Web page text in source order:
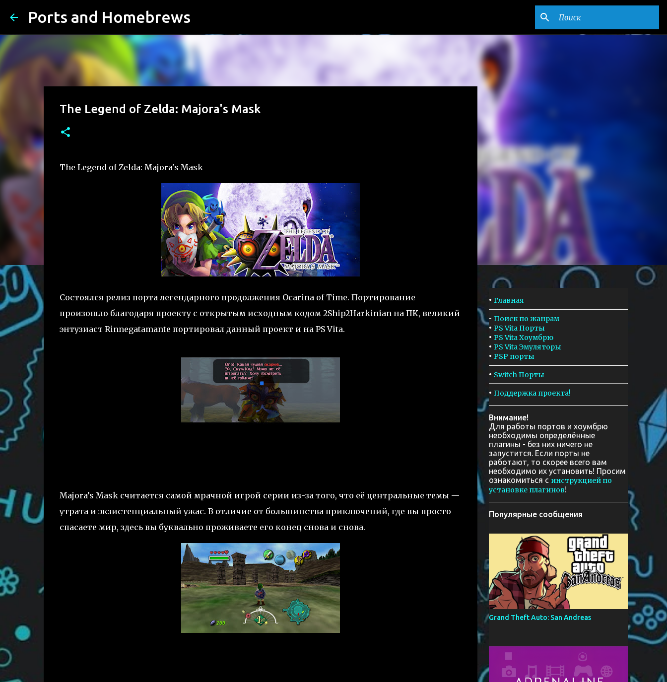
Ports and Homebrews
The Legend of Zelda: Majora's Mask
The Legend of Zelda: Majora's Mask
Состоялся релиз порта легендарного продолжения Ocarina of Time. Портирование
произошло благодаря проекту с открытым исходным кодом 2Ship2Harkinian на ПК, великий
энтузиаст Rinnegatamante портировал данный проект и на PS Vita.
Majora’s Mask считается самой мрачной игрой серии из-за того, что её центральные темы —
утрата и экзистенциальный ужас. В отличие от большинства приключений, где вы просто
спасаете мир, здесь вы буквально проживаете его конец снова и снова.
• Главная
- Поиск по жанрам
• PS Vita Порты
• PS Vita Хоумбрю
• PS Vita Эмуляторы
• PSP порты
• Switch Порты
• Поддержка проекта!
Внимание!
Для работы портов и хоумбрю
необходимы определённые
плагины - без них ничего не
запустится. Если порты не
работают, то скорее всего вам
необходимо их установить! Просим
ознакомиться с инструкцией по
установке плагинов!
Популярные сообщения
Grand Theft Auto: San Andreas